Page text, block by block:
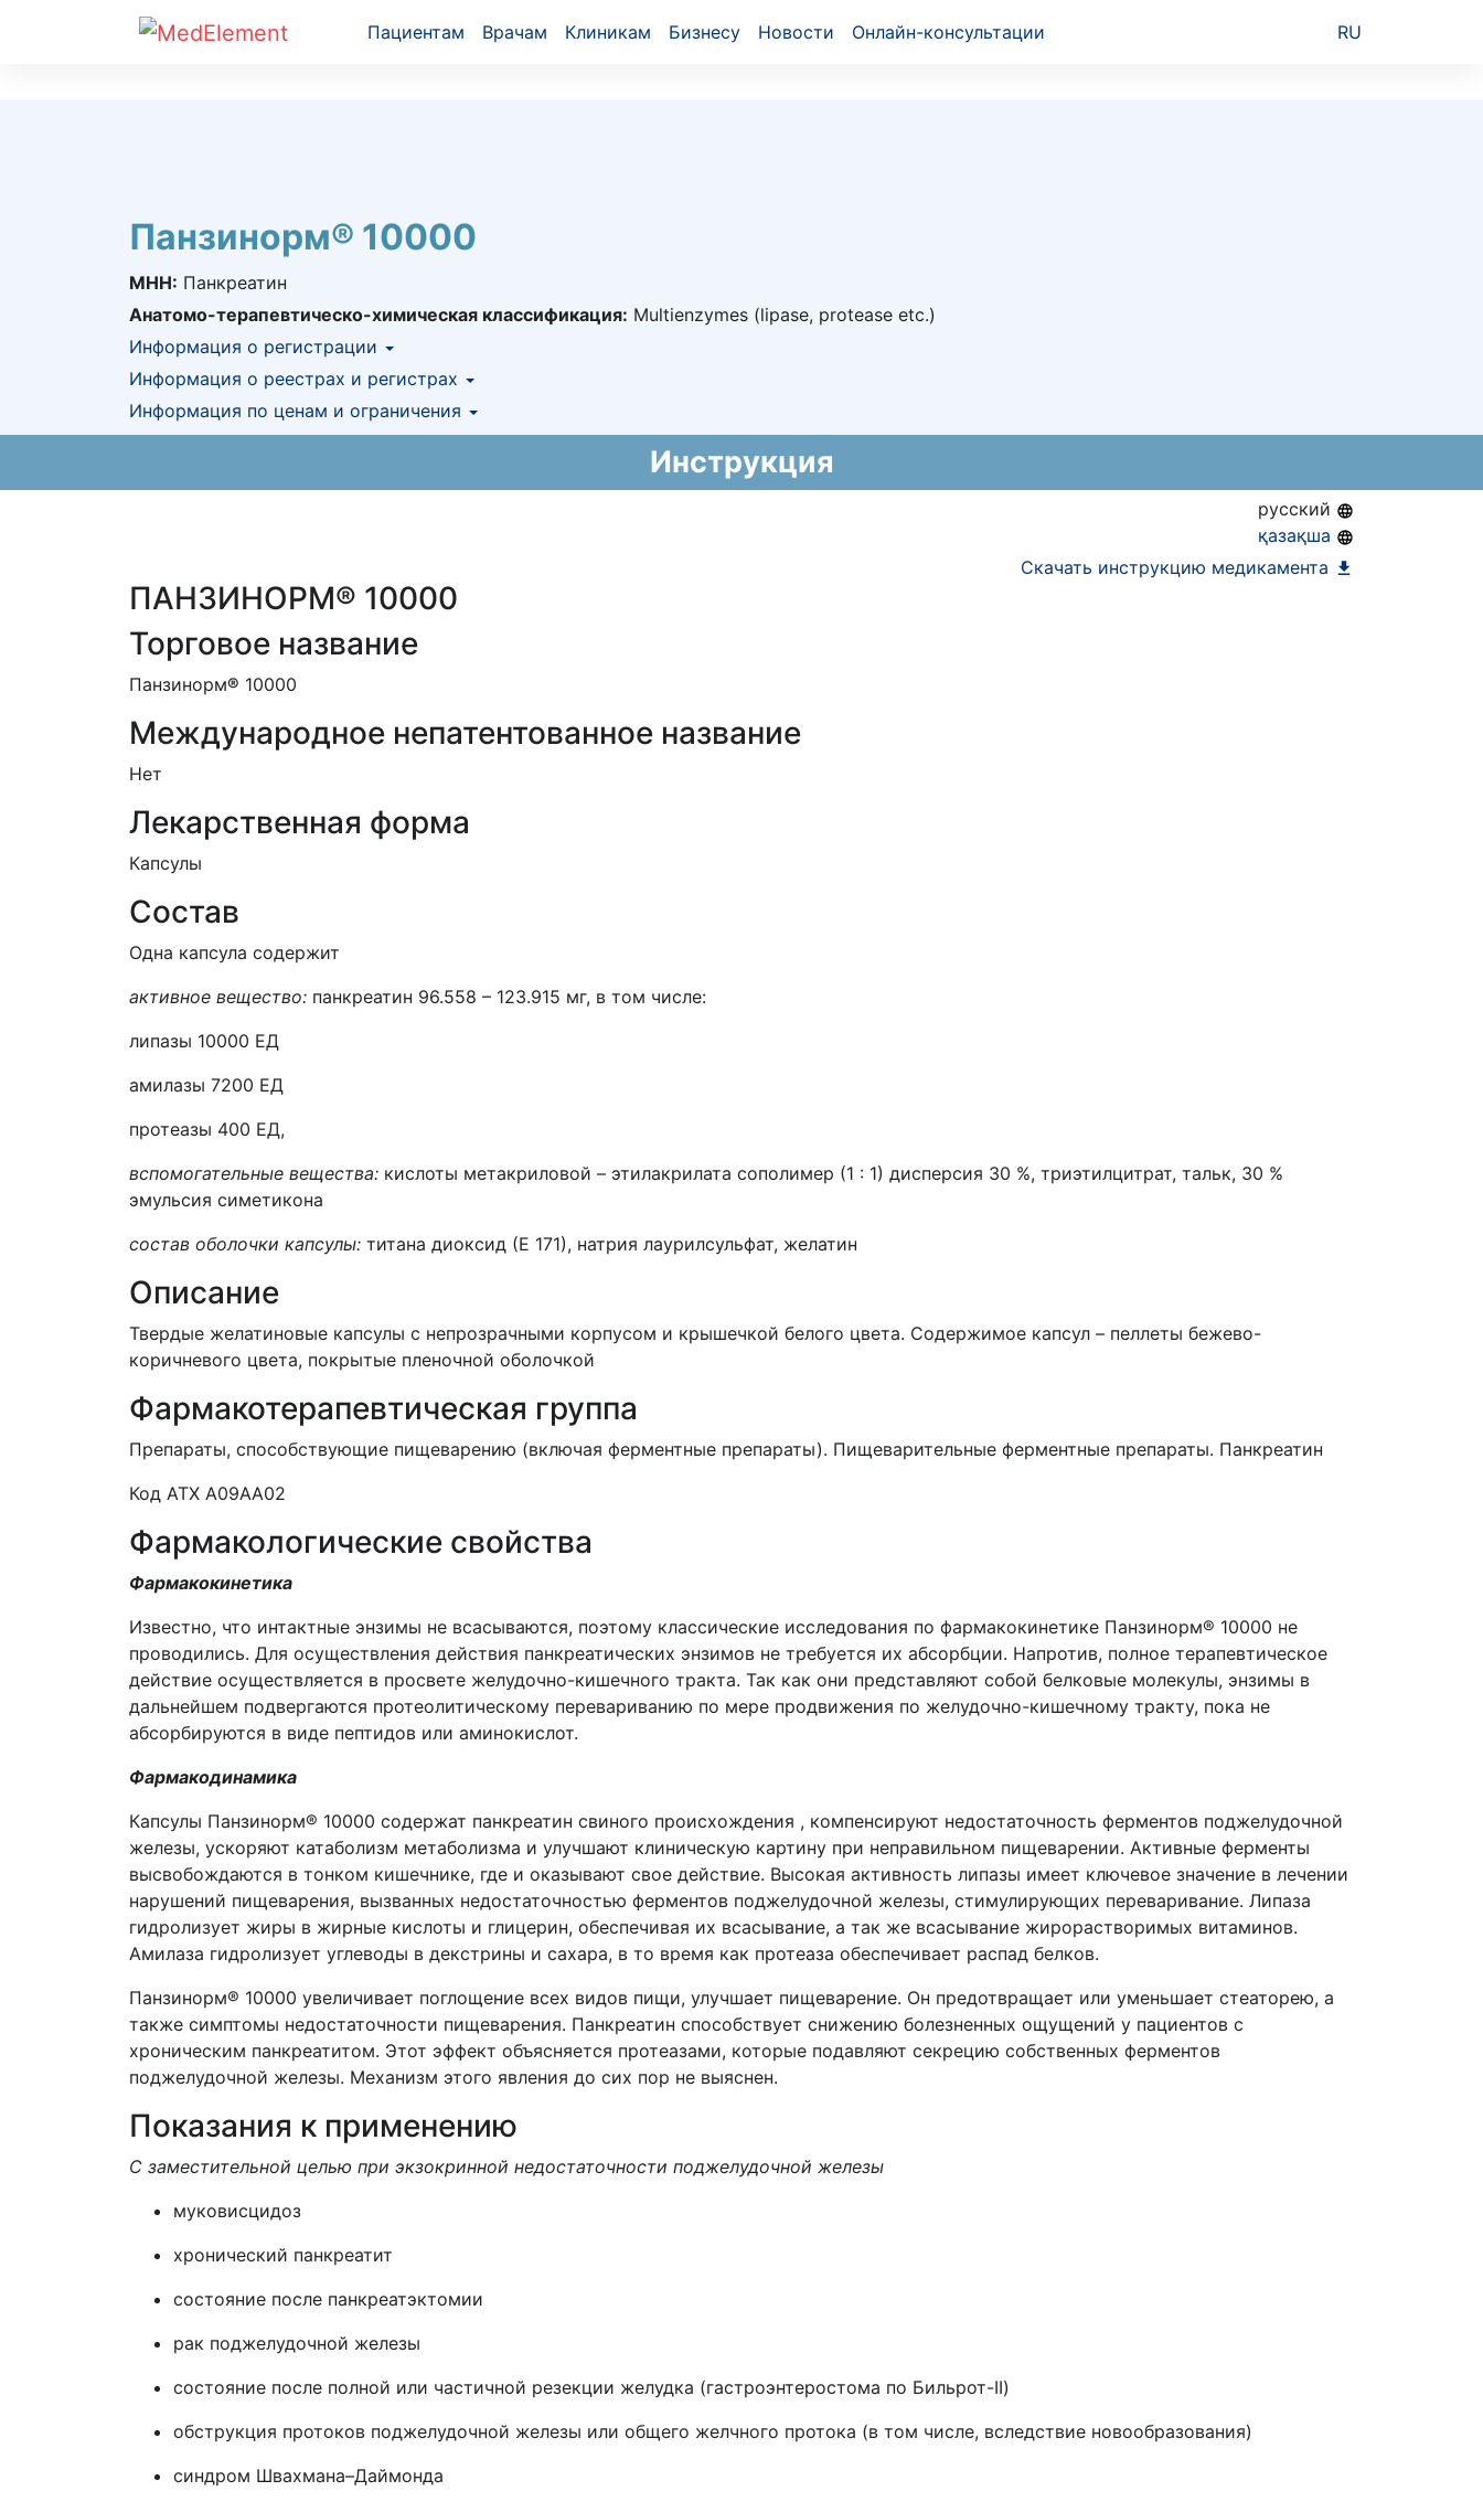
Пациентам Врачам Клиникам Бизнесу Новости Онлайн-консультации RU
Панзинорм® 10000
МНН: Панкреатин
Анатомо-терапевтическо-химическая классификация: Multienzymes (lipase, protease etc.)
Информация о регистрации
Номер регистрации в РК:№ РК-ЛС-5№013295
Информация о регистрации в РК:25.04.2019 - бессрочно
Информация о реестрах и регистрах
КНФ (ЛС включено в Казахстанский национальный формуляр лекарственных средств)
АЛО (Включено в Список бесплатного амбулаторного лекарственного обеспечения)
Информация по ценам и ограничения
Инструкция
русский
қазақша
Скачать инструкцию медикамента
ПАНЗИНОРМ® 10000
Торговое название
Панзинорм® 10000
Международное непатентованное название
Нет
Лекарственная форма
Капсулы
Состав
Одна капсула содержит
активнoe веществo: панкреатин 96.558 – 123.915 мг, в том числе:
липазы 10000 ЕД
амилазы 7200 ЕД
протеазы 400 ЕД,
вспомогательные вещества: кислоты метакриловой – этилакрилата сополимер (1 : 1) дисперсия 30 %, триэтилцитрат, тальк, 30 %
эмульсия симетикона
состав оболочки капсулы: титана диоксид (Е 171), натрия лаурилсульфат, желатин
Описание
Твердые желатиновые капсулы с непрозрачными корпусом и крышечкой белого цвета. Содержимое капсул – пеллеты бежево-
коричневого цвета, покрытые пленочной оболочкой
Фармакотерапевтическая группа
Препараты, способствующие пищеварению (включая ферментные препараты). Пищеварительные ферментные препараты. Панкреатин
Код АТХ А09AA02
Фармакологические свойства
Фармакокинетика
Известно, что интактные энзимы не всасываются, поэтому классические исследования по фармакокинетике Панзинорм® 10000 не
проводились. Для осуществления действия панкреатических энзимов не требуется их абсорбции. Напротив, полное терапевтическое
действие осуществляется в просвете желудочно-кишечного тракта. Так как они представляют собой белковые молекулы, энзимы в
дальнейшем подвергаются протеолитическому перевариванию по мере продвижения по желудочно-кишечному тракту, пока не
абсорбируются в виде пептидов или аминокислот.
Фармакодинамика
Капсулы Панзинорм® 10000 содержат панкреатин свиного происхождения , компенсируют недостаточность ферментов поджелудочной
железы, ускоряют катаболизм метаболизма и улучшают клиническую картину при неправильном пищеварении. Активные ферменты
высвобождаются в тонком кишечнике, где и оказывают свое действие. Высокая активность липазы имеет ключевое значение в лечении
нарушений пищеварения, вызванных недостаточностью ферментов поджелудочной железы, стимулирующих переваривание. Липаза
гидролизует жиры в жирные кислоты и глицерин, обеспечивая их всасывание, а так же всасывание жирорастворимых витаминов.
Амилаза гидролизует углеводы в декстрины и сахара, в то время как протеаза обеспечивает распад белков.
Панзинорм® 10000 увеличивает поглощение всех видов пищи, улучшает пищеварение. Он предотвращает или уменьшает стеаторею, а
также симптомы недостаточности пищеварения. Панкреатин способствует снижению болезненных ощущений у пациентов с
хроническим панкреатитом. Этот эффект объясняется протеазами, которые подавляют секрецию собственных ферментов
поджелудочной железы. Механизм этого явления до сих пор не выяснен.
Показания к применению
С заместительной целью при экзокринной недостаточности поджелудочной железы
муковисцидоз
хронический панкреатит
состояние после панкреатэктомии
рак поджелудочной железы
состояние после полной или частичной резекции желудка (гастроэнтеростома по Бильрот-II)
обструкция протоков поджелудочной железы или общего желчного протока (в том числе, вследствие новообразования)
синдром Швахмана–Даймонда